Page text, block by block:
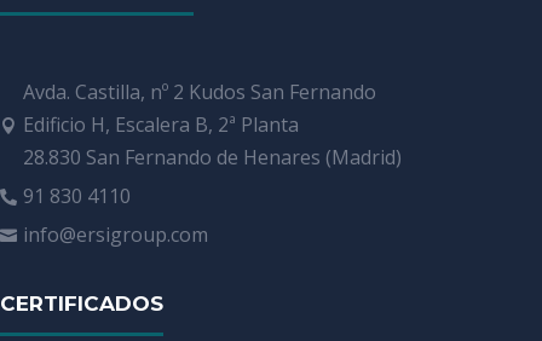

Avda. Castilla, nº 2 Kudos San Fernando
Edificio H, Escalera B, 2ª Planta
28.830 San Fernando de Henares (Madrid)
 91 830 4110
 info@ersigroup.com
CERTIFICADOS